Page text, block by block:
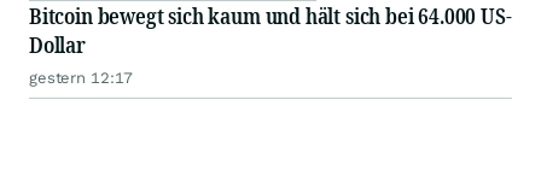
Bitcoin bewegt sich kaum und hält sich bei 64.000 US-
Dollar
gestern 12:17